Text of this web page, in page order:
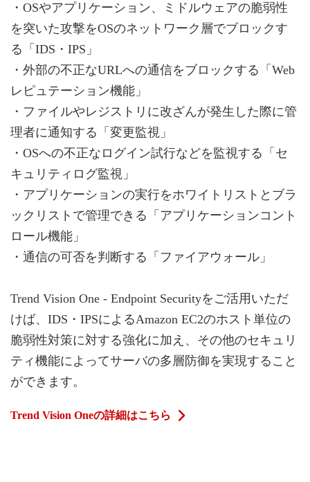
・OSやアプリケーション、ミドルウェアの脆弱性
を突いた攻撃をOSのネットワーク層でブロックす
る「IDS・IPS」
・外部の不正なURLへの通信をブロックする「Web
レピュテーション機能」
・ファイルやレジストリに改ざんが発生した際に管
理者に通知する「変更監視」
・OSへの不正なログイン試行などを監視する「セ
キュリティログ監視」
・アプリケーションの実行をホワイトリストとブラ
ックリストで管理できる「アプリケーションコント
ロール機能」
・通信の可否を判断する「ファイアウォール」
Trend Vision One - Endpoint Securityをご活用いただ
けば、IDS・IPSによるAmazon EC2のホスト単位の
脆弱性対策に対する強化に加え、その他のセキュリ
ティ機能によってサーバの多層防御を実現すること
ができます。
Trend Vision Oneの詳細はこちら